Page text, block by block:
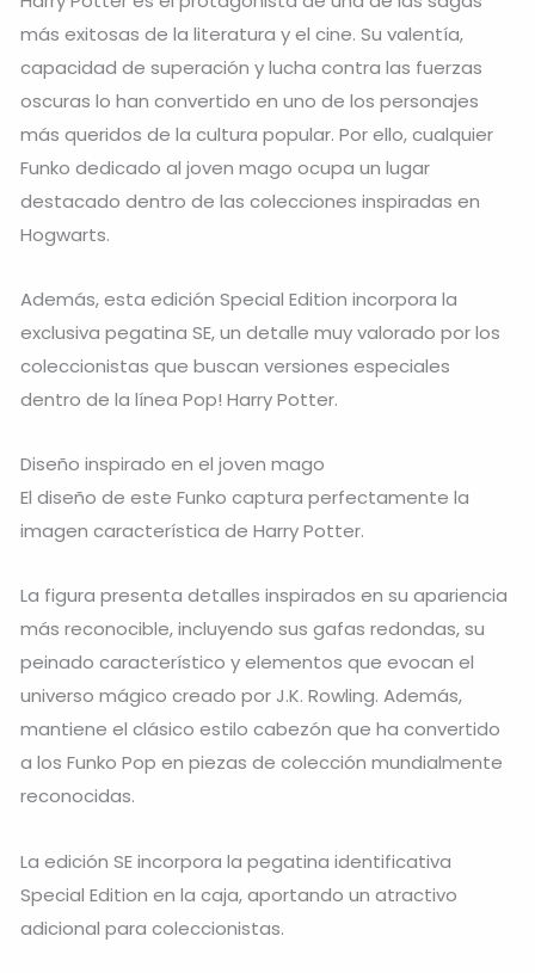
más exitosas de la literatura y el cine. Su valentía,
capacidad de superación y lucha contra las fuerzas
oscuras lo han convertido en uno de los personajes
más queridos de la cultura popular. Por ello, cualquier
Funko dedicado al joven mago ocupa un lugar
destacado dentro de las colecciones inspiradas en
Hogwarts.
Además, esta edición Special Edition incorpora la
exclusiva pegatina SE, un detalle muy valorado por los
coleccionistas que buscan versiones especiales
dentro de la línea Pop! Harry Potter.
Diseño inspirado en el joven mago
El diseño de este Funko captura perfectamente la
imagen característica de Harry Potter.
La figura presenta detalles inspirados en su apariencia
más reconocible, incluyendo sus gafas redondas, su
peinado característico y elementos que evocan el
universo mágico creado por J.K. Rowling. Además,
mantiene el clásico estilo cabezón que ha convertido
a los Funko Pop en piezas de colección mundialmente
reconocidas.
La edición SE incorpora la pegatina identificativa
Special Edition en la caja, aportando un atractivo
adicional para coleccionistas.